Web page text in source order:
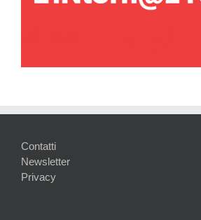
Contatti
Newsletter
Privacy